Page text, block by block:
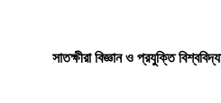
সাতক্ষীরা বিজ্ঞান ও প্রযুক্তি